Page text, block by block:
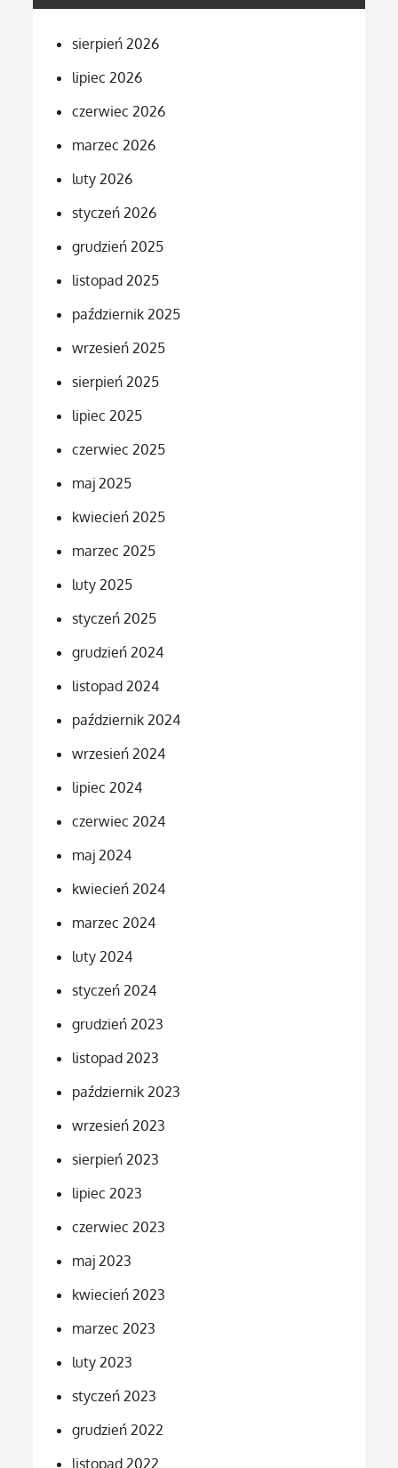
sierpień 2026
lipiec 2026
czerwiec 2026
marzec 2026
luty 2026
styczeń 2026
grudzień 2025
listopad 2025
październik 2025
wrzesień 2025
sierpień 2025
lipiec 2025
czerwiec 2025
maj 2025
kwiecień 2025
marzec 2025
luty 2025
styczeń 2025
grudzień 2024
listopad 2024
październik 2024
wrzesień 2024
lipiec 2024
czerwiec 2024
maj 2024
kwiecień 2024
marzec 2024
luty 2024
styczeń 2024
grudzień 2023
listopad 2023
październik 2023
wrzesień 2023
sierpień 2023
lipiec 2023
czerwiec 2023
maj 2023
kwiecień 2023
marzec 2023
luty 2023
styczeń 2023
grudzień 2022
listopad 2022